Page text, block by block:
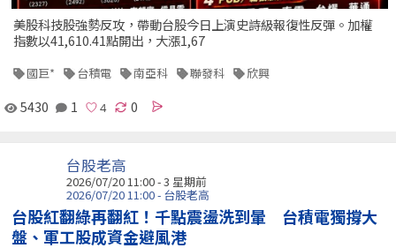
美股科技股強勢反攻，帶動台股今日上演史詩級報復性反彈。加權
指數以41,610.41點開出，大漲1,67
國巨* 台積電 南亞科 聯發科 欣興
5430 1 0
台股老高
2026/07/20 11:00 - 3 星期前
2026/07/20 11:00 - 台股老高
台股紅翻綠再翻紅！千點震盪洗到暈 台積電獨撐大
盤、軍工股成資金避風港